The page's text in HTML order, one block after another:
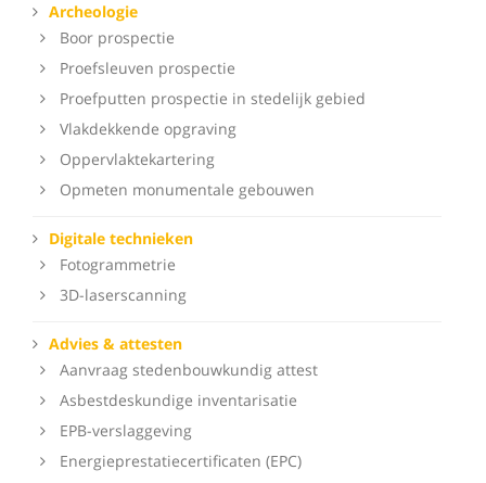
Archeologie
Boor prospectie
Proefsleuven prospectie
Proefputten prospectie in stedelijk gebied
Vlakdekkende opgraving
Oppervlaktekartering
Opmeten monumentale gebouwen
Digitale technieken
Fotogrammetrie
3D-laserscanning
Advies & attesten
Aanvraag stedenbouwkundig attest
Asbestdeskundige inventarisatie
EPB-verslaggeving
Energieprestatiecertificaten (EPC)